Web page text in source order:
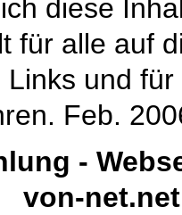
diese
für alle auf
und
Feb.
-
von-net.net